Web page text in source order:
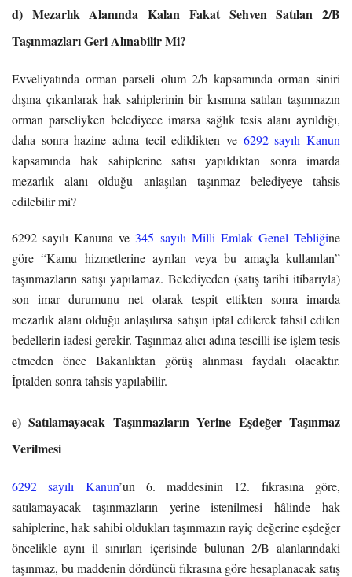
d) Mezarlık Alanında Kalan Fakat Sehven Satılan 2/B
Taşınmazları Geri Alınabilir Mi?
Evveliyatında orman parseli olum 2/b kapsamında orman siniri
dışına çıkarılarak hak sahiplerinin bir kısmına satılan taşınmazın
orman parseliyken belediyece imarsa sağlık tesis alanı ayrıldığı,
daha sonra hazine adına tecil edildikten ve 6292 sayılı Kanun
kapsamında hak sahiplerine satısı yapıldıktan sonra imarda
mezarlık alanı olduğu anlaşılan taşınmaz belediyeye tahsis
edilebilir mi?
6292 sayılı Kanuna ve 345 sayılı Milli Emlak Genel Tebliğine
göre “Kamu hizmetlerine ayrılan veya bu amaçla kullanılan”
taşınmazların satışı yapılamaz. Belediyeden (satış tarihi itibarıyla)
son imar durumunu net olarak tespit ettikten sonra imarda
mezarlık alanı olduğu anlaşılırsa satışın iptal edilerek tahsil edilen
bedellerin iadesi gerekir. Taşınmaz alıcı adına tescilli ise işlem tesis
etmeden önce Bakanlıktan görüş alınması faydalı olacaktır.
İptalden sonra tahsis yapılabilir.
e) Satılamayacak Taşınmazların Yerine Eşdeğer Taşınmaz
Verilmesi
6292 sayılı Kanun’un 6. maddesinin 12. fıkrasına göre,
satılamayacak taşınmazların yerine istenilmesi hâlinde hak
sahiplerine, hak sahibi oldukları taşınmazın rayiç değerine eşdeğer
öncelikle aynı il sınırları içerisinde bulunan 2/B alanlarındaki
taşınmaz, bu maddenin dördüncü fıkrasına göre hesaplanacak satış